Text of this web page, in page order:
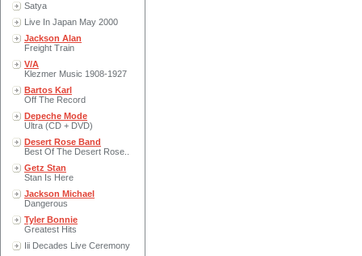
Satya
Live In Japan May 2000
Jackson Alan
Freight Train
V/A
Klezmer Music 1908-1927
Bartos Karl
Off The Record
Depeche Mode
Ultra (CD + DVD)
Desert Rose Band
Best Of The Desert Rose..
Getz Stan
Stan Is Here
Jackson Michael
Dangerous
Tyler Bonnie
Greatest Hits
Iii Decades Live Ceremony